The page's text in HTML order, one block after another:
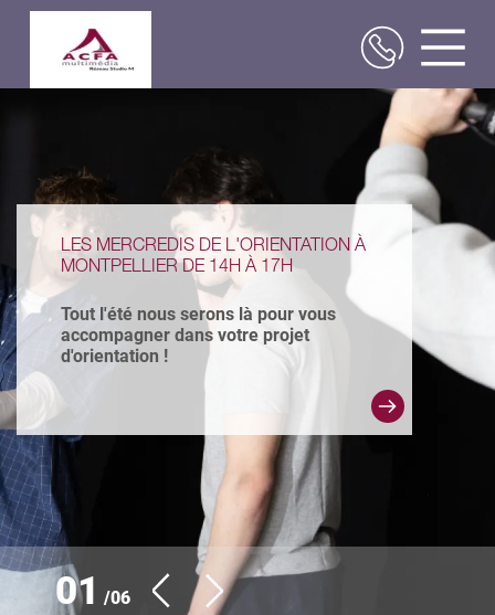
LES MERCREDIS DE L'ORIENTATION À
MONTPELLIER DE 14H À 17H
Tout l'été nous serons là pour vous
accompagner dans votre projet
d'orientation !
01 /06